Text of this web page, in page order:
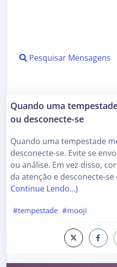
Pesquisar Mensagens
Quando uma
ou desconecte-se
Quando uma tempestade
desconecte-se. Evite se
ou análise. Em vez disso,
da atenção e desconecte-
Continue Lendo…)
#tempestade #mooji